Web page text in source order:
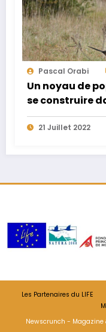
Pascal Orabi
Un noyau de
se construire
21 Juillet 2022
Les Partenaires du LIFE
Newscrunch - Magazine